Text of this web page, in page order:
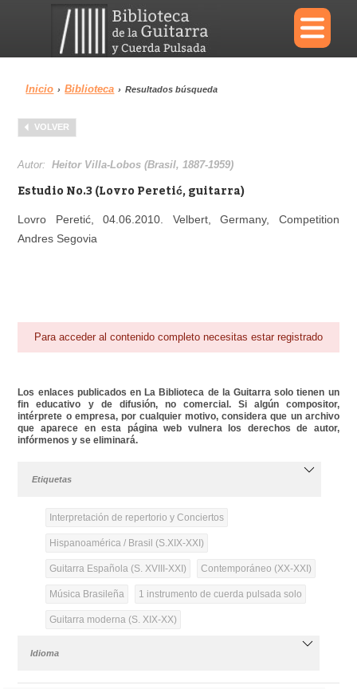
×
Menu
Biblioteca Diccionario
Área personal
Inicio › Biblioteca › Resultados búsqueda
VOLVER
Autor:Heitor Villa-Lobos (Brasil, 1887-1959)
Estudio No.3 (Lovro Peretić, guitarra)
Lovro Peretić, 04.06.2010. Velbert, Germany, Competition
Andres Segovia
Para acceder al contenido completo necesitas estar registrado
Los enlaces publicados en La Biblioteca de la Guitarra solo tienen un
fin educativo y de difusión, no comercial. Si algún compositor,
intérprete o empresa, por cualquier motivo, considera que un archivo
que aparece en esta página web vulnera los derechos de autor,
infórmenos y se eliminará.
Etiquetas
Interpretación de repertorio y Conciertos
Hispanoamérica / Brasil (S.XIX-XXI)
Guitarra Española (S. XVIII-XXI) Contemporáneo (XX-XXI)
Música Brasileña 1 instrumento de cuerda pulsada solo
Guitarra moderna (S. XIX-XX)
Idioma